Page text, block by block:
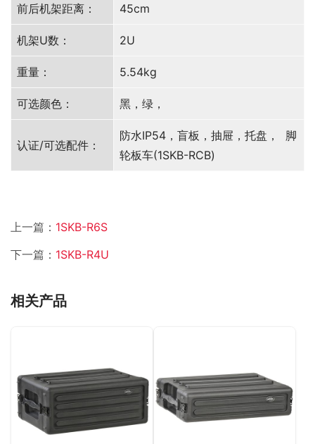
前后机架距离： 45cm
机架U数： 2U
重量： 5.54kg
可选颜色： 黑，绿，
认证/可选配件：
防水IP54，盲板，抽屉，托盘， 脚
轮板车(1SKB-RCB)
上一篇： 1SKB-R6S
下一篇： 1SKB-R4U
相关产品